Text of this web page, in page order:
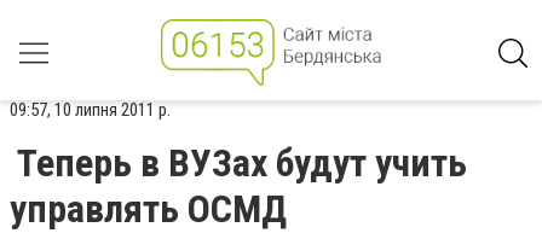
09:57, 10 липня 2011 р.
Теперь в ВУЗах будут учить
управлять ОСМД